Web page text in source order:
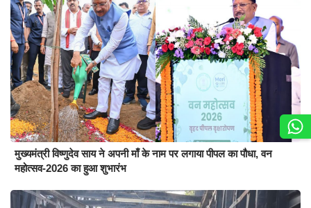
मुख्यमंत्री विष्णुदेव साय ने अपनी माँ के नाम पर लगाया पीपल का पौधा, वन
महोत्सव-2026 का हुआ शुभारंभ